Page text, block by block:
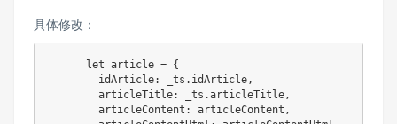
具体修改：
let article = {
idArticle: _ts . idArticle ,
articleTitle: _ts .articleTitle ,
articleContent : articleContent ,